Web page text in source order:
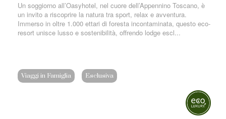
Un soggiorno all’Oasyhotel, nel cuore dell’Appennino Toscano, è
un invito a riscoprire la natura tra sport, relax e avventura.
Immerso in oltre 1.000 ettari di foresta incontaminata, questo eco-
resort unisce lusso e sostenibilità, offrendo lodge escl...
Viaggi in Famiglia Esclusiva